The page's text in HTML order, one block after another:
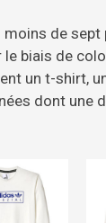
de
biais de
un t-shirt,
dont une